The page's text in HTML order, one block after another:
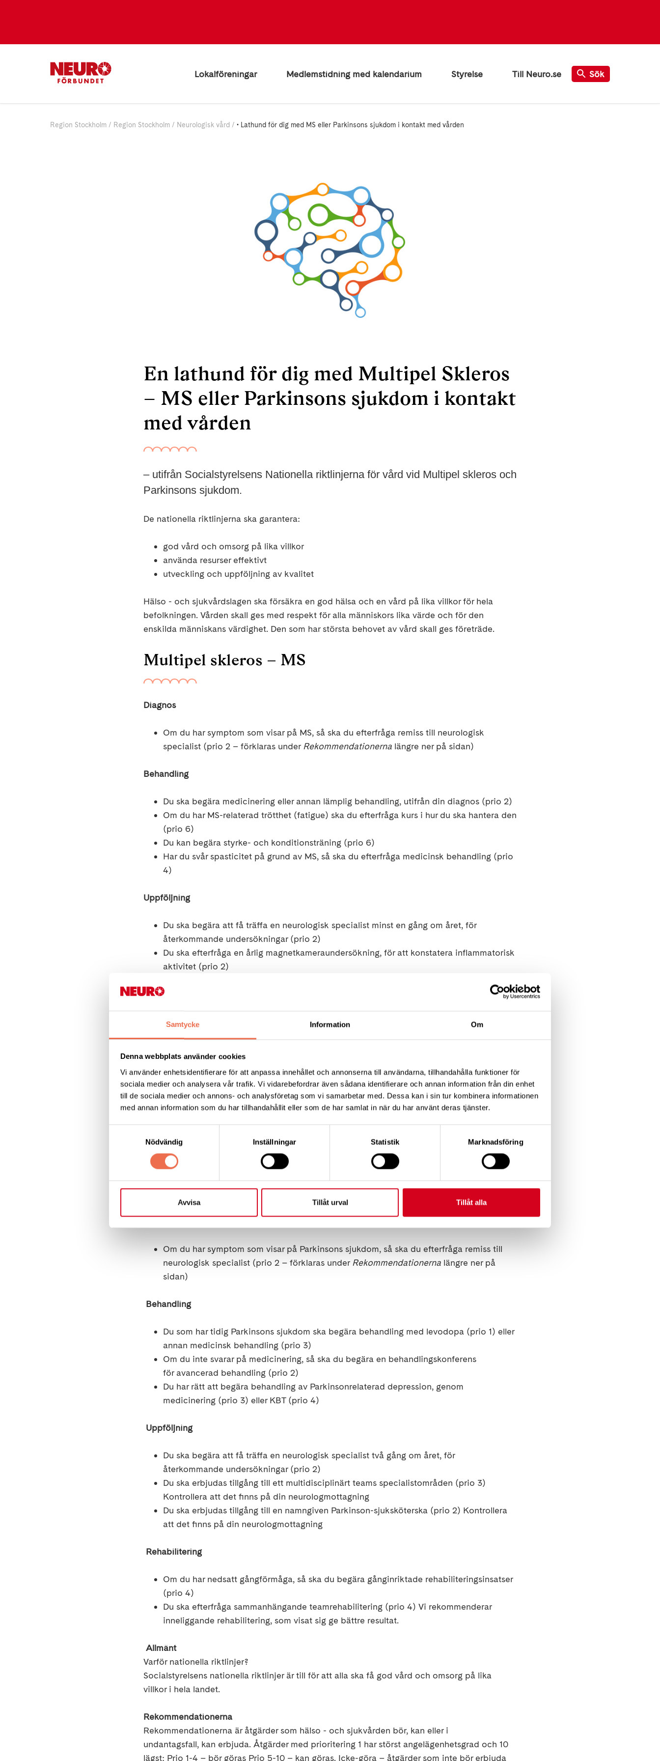
Samtycke Information Om
Denna webbplats använder cookies
Vi använder enhetsidentifierare för att anpassa innehållet och annonserna till användarna, tillhandahålla funktioner för
sociala medier och analysera vår trafik. Vi vidarebefordrar även sådana identifierare och annan information från din enhet
till de sociala medier och annons- och analysföretag som vi samarbetar med. Dessa kan i sin tur kombinera informationen
med annan information som du har tillhandahållit eller som de har samlat in när du har använt deras tjänster.
Nödvändig
Inställningar Statistik Marknadsföring
Avvisa Tillåt urval Tillåt alla
Lokalföreningar Medlemstidning med kalendarium Styrelse Till Neuro.se Sök
Region Stockholm Region Stockholm Neurologisk vård • Lathund för dig med MS eller Parkinsons sjukdom i kontakt med vården
En lathund för dig med Multipel Skleros
– MS eller Parkinsons sjukdom i kontakt
med vården
– utifrån Socialstyrelsens Nationella riktlinjerna för vård vid Multipel skleros och
Parkinsons sjukdom.
De nationella riktlinjerna ska garantera:
god vård och omsorg på lika villkor
använda resurser effektivt
utveckling och uppföljning av kvalitet
Hälso - och sjukvårdslagen ska försäkra en god hälsa och en vård på lika villkor för hela
befolkningen. Vården skall ges med respekt för alla människors lika värde och för den
enskilda människans värdighet. Den som har största behovet av vård skall ges företräde.
Multipel skleros – MS
Diagnos
Om du har symptom som visar på MS, så ska du efterfråga remiss till neurologisk
specialist (prio 2 – förklaras under Rekommendationerna längre ner på sidan)
Behandling
Du ska begära medicinering eller annan lämplig behandling, utifrån din diagnos (prio 2)
Om du har MS-relaterad trötthet (fatigue) ska du efterfråga kurs i hur du ska hantera den
(prio 6)
Du kan begära styrke- och konditionsträning (prio 6)
Har du svår spasticitet på grund av MS, så ska du efterfråga medicinsk behandling (prio
4)
Uppföljning
Du ska begära att få träffa en neurologisk specialist minst en gång om året, för
återkommande undersökningar (prio 2)
Du ska efterfråga en årlig magnetkameraundersökning, för att konstatera inflammatorisk
aktivitet (prio 2)
Kontrollera att det finns på din neurologmottagning
finns på din neurologmottagning
Rehabilitering
Om du har nedsatt gångförmåga, så ska dubegäragånginriktade rehabiliteringsinsatser
inneliggande rehabilitering, som visat sig ge bättre resultat.
Parkinsons sjukdom
Om du har symptom som visar på Parkinsons sjukdom, så ska du efterfråga remiss till
neurologisk specialist (prio 2 – förklaras under Rekommendationerna längre ner på
sidan)
Behandling
Du som hartidig Parkinsons sjukdom ska begära behandling med levodopa (prio 1) eller
annan medicinsk behandling (prio 3)
Om du inte svarar på medicinering, så ska du begära en behandlingskonferens
för avancerad behandling (prio 2)
Du har rätt att begära behandling av Parkinsonrelaterad depression, genom
medicinering (prio 3) eller KBT (prio 4)
Uppföljning
Du ska begära att få träffa en neurologisk specialist två gång om året, för
återkommande undersökningar (prio 2)
Du ska erbjudas tillgång till ett multidisciplinärt teams specialistområden (prio 3)
Kontrollera att det finns på din neurologmottagning
Du ska erbjudas tillgång till en namngiven Parkinson-sjuksköterska (prio 2) Kontrollera
att det finns på din neurologmottagning
Rehabilitering
Om du har nedsatt gångförmåga, så ska du begära gånginriktade rehabiliteringsinsatser
(prio 4)
Du ska efterfråga sammanhängande teamrehabilitering (prio 4) Vi rekommenderar
inneliggande rehabilitering, som visat sig ge bättre resultat.
Allmänt
Varför nationella riktlinjer?
Socialstyrelsens nationella riktlinjer är till för att alla ska få god vård och omsorg på lika
villkor i hela landet.
Rekommendationerna
Rekommendationerna är åtgärder som hälso - och sjukvården bör, kan eller i
undantagsfall, kan erbjuda. Åtgärder med prioritering 1 har störst angelägenhetsgrad och 10
lägst: Prio 1-4 – bör göras Prio 5-10 – kan göras. Icke-göra – åtgärdersom inte bör erbjuda